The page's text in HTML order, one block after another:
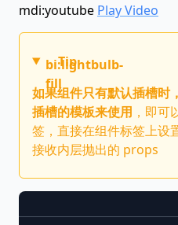
mdi:youtube Play Video
bi:lightbulb-
fill
Tip
如果组件只有默认插槽时
插槽的模板来使用 ，即可
签，直接在组件标签上设
接收内层抛出的 props